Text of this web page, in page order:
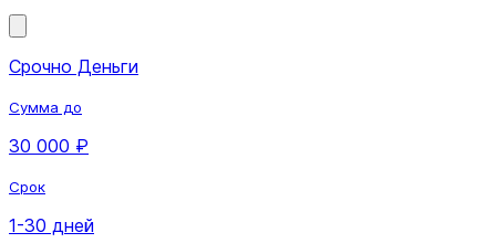
Срочно Деньги
Сумма до
30 000 ₽
Срок
1-30 дней